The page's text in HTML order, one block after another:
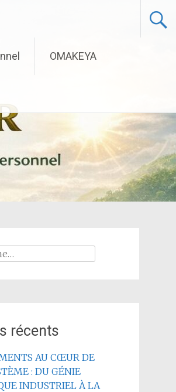
OMAKEYA
:
récents
AU CŒUR DE
: DU GÉNIE
INDUSTRIEL À LA